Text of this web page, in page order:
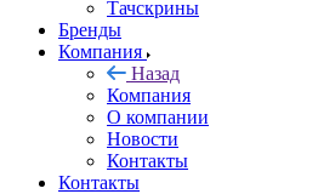
Тачскрины
Бренды
Компания
Назад
Компания
О компании
Новости
Контакты
Контакты